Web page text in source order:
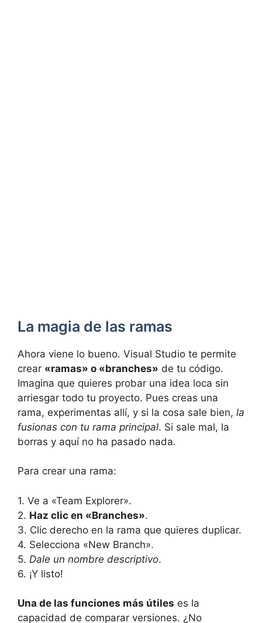
La magia de las ramas
Ahora viene lo bueno. Visual Studio te permite
crear «ramas» o «branches» de tu código.
Imagina que quieres probar una idea loca sin
arriesgar todo tu proyecto. Pues creas una
rama, experimentas allí, y si la cosa sale bien, la
fusionas con tu rama principal. Si sale mal, la
borras y aquí no ha pasado nada.
Para crear una rama:
1. Ve a «Team Explorer».
2. Haz clic en «Branches».
3. Clic derecho en la rama que quieres duplicar.
4. Selecciona «New Branch».
5. Dale un nombre descriptivo.
6. ¡Y listo!
Una de las funciones más útiles es la
capacidad de comparar versiones. ¿No